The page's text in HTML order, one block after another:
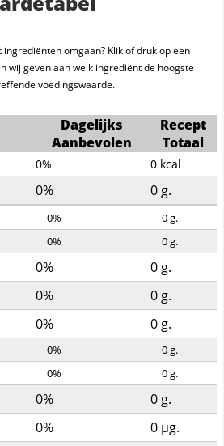
omgaan? Klik of druk op een
wij geven aan welk ingrediënt de hoogste
voedingswaarde.
Dagelijks
Aanbevolen
Recept
Totaal
0% 0 kcal
0% 0 g.
0% 0g.
0% 0g.
0% 0 g.
0% 0 g.
0% 0 g.
0% 0g.
0% 0g.
0% 0 g.
0% 0 µg.